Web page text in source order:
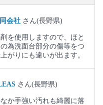
会社 さん(長野県)
を使用しますので、ほと
為洗面台部分の傷等をつ
がりにも違いが出ます。
さん(長野県)
か手強い汚れも綺麗に落